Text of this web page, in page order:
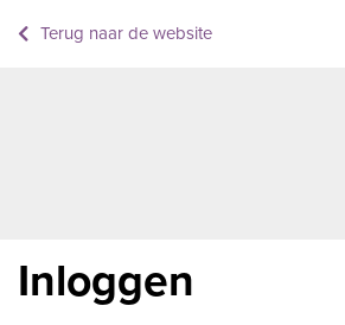
Terug naar de website
Inloggen